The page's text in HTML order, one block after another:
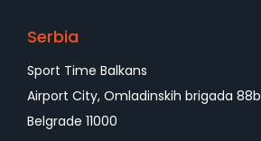
Serbia
Sport Time Balkans
Airport City, Omladinskih brigada 88b
Belgrade 11000